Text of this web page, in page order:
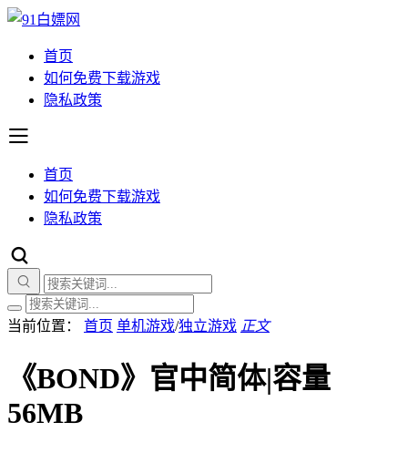
首页
如何免费下载游戏
隐私政策
首页
如何免费下载游戏
隐私政策
当前位置： 首页 单机游戏/独立游戏 正文
《BOND》官中简体|容量
56MB